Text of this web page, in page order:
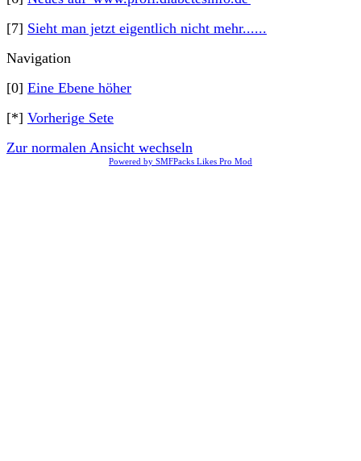
[7] Sieht man jetzt eigentlich nicht mehr......
Navigation
[0] Eine Ebene höher
[*] Vorherige Sete
Zur normalen Ansicht wechseln
Powered by SMFPacks Likes Pro Mod